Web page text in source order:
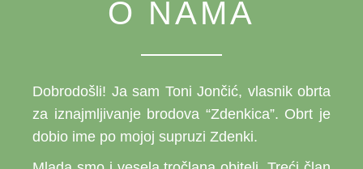
O NAMA
Dobrodošli! Ja sam Toni Jončić, vlasnik obrta
za iznajmljivanje brodova “Zdenkica”. Obrt je
dobio ime po mojoj supruzi Zdenki.